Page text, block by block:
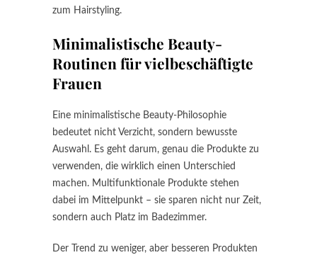
zum Hairstyling.
Minimalistische Beauty-
Routinen für vielbeschäftigte
Frauen
Eine minimalistische Beauty-Philosophie
bedeutet nicht Verzicht, sondern bewusste
Auswahl. Es geht darum, genau die Produkte zu
verwenden, die wirklich einen Unterschied
machen. Multifunktionale Produkte stehen
dabei im Mittelpunkt – sie sparen nicht nur Zeit,
sondern auch Platz im Badezimmer.
Der Trend zu weniger, aber besseren Produkten